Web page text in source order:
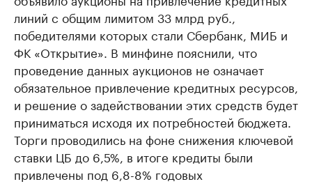
линий с общим лимитом 33 млрд руб.,
победителями которых стали Сбербанк, МИБ и
ФК «Открытие». В минфине пояснили, что
проведение данных аукционов не означает
обязательное привлечение кредитных ресурсов,
и решение о задействовании этих средств будет
приниматься исходя их потребностей бюджета.
Торги проводились на фоне снижения ключевой
ставки ЦБ до 6,5%, в итоге кредиты были
привлечены под 6,8-8% годовых